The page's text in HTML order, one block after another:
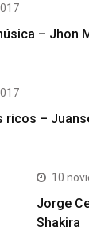
– Jhon
ricos –
10
Jorge
Shakira